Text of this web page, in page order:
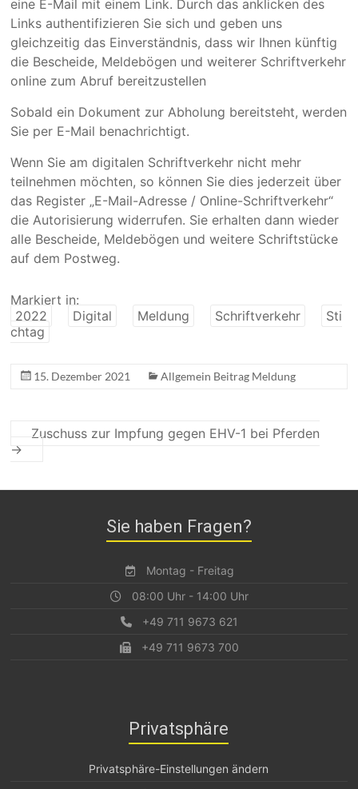
eine E-Mail mit einem Link. Durch das anklicken des
Links authentifizieren Sie sich und geben uns
gleichzeitig das Einverständnis, dass wir Ihnen künftig
die Bescheide, Meldebögen und weiterer Schriftverkehr
online zum Abruf bereitzustellen
Sobald ein Dokument zur Abholung bereitsteht, werden
Sie per E-Mail benachrichtigt.
Wenn Sie am digitalen Schriftverkehr nicht mehr
teilnehmen möchten, so können Sie dies jederzeit über
das Register „E-Mail-Adresse / Online-Schriftverkehr“
die Autorisierung widerrufen. Sie erhalten dann wieder
alle Bescheide, Meldebögen und weitere Schriftstücke
auf dem Postweg.
Markiert in:
2022
Digital Meldung Schriftverkehr
Sti
chtag
15. Dezember 2021 Allgemein Beitrag Meldung
Zuschuss zur Impfung gegen EHV-1 bei Pferden
→
Sie haben Fragen?
Montag - Freitag
08:00 Uhr - 14:00 Uhr
+49 711 9673 621
+49 711 9673 700
Privatsphäre
Privatsphäre-Einstellungen ändern